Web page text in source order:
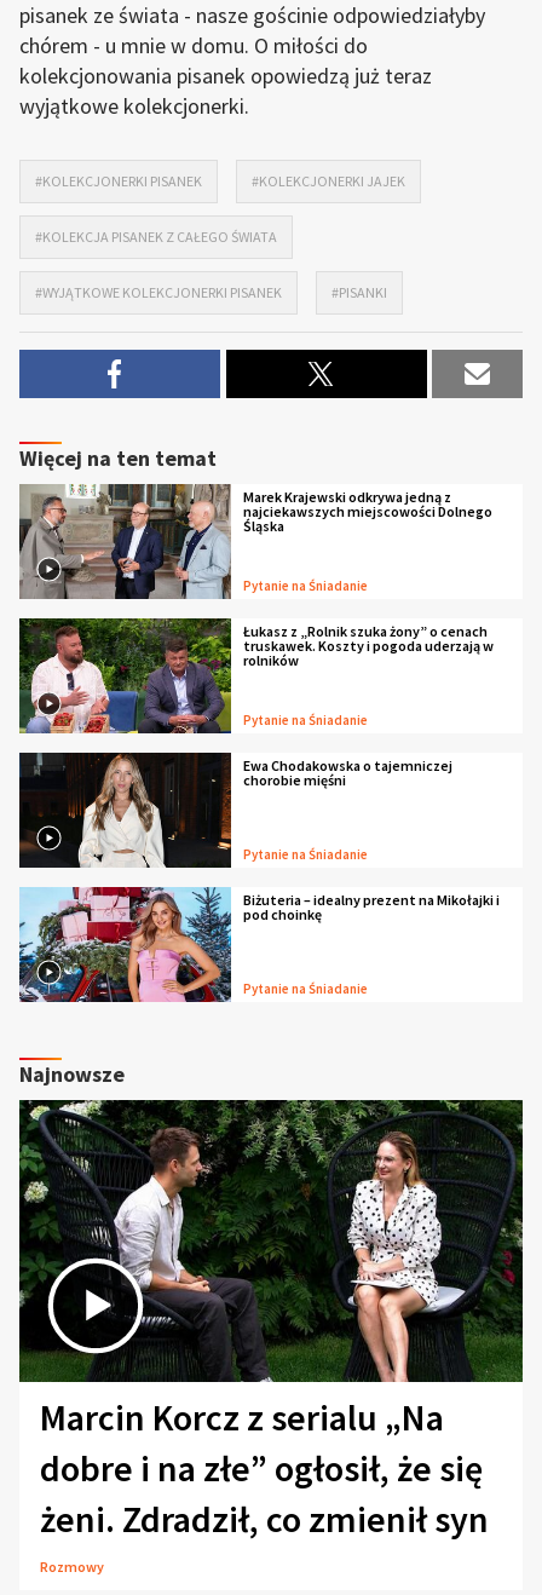
pisanek ze świata - nasze gościnie odpowiedziałyby
chórem - u mnie w domu. O miłości do
kolekcjonowania pisanek opowiedzą już teraz
wyjątkowe kolekcjonerki.
#KOLEKCJONERKI PISANEK #KOLEKCJONERKI JAJEK
#KOLEKCJA PISANEK Z CAŁEGO ŚWIATA
#WYJĄTKOWE KOLEKCJONERKI PISANEK #PISANKI
Więcej na ten temat
Marek Krajewski odkrywa jedną z
najciekawszych miejscowości Dolnego
Śląska
Pytanie na Śniadanie
Łukasz z „Rolnik szuka żony” o cenach
truskawek. Koszty i pogoda uderzają w
rolników
Pytanie na Śniadanie
Ewa Chodakowska o tajemniczej
chorobie mięśni
Pytanie na Śniadanie
Biżuteria – idealny prezent na Mikołajki i
pod choinkę
Pytanie na Śniadanie
Najnowsze
Marcin Korcz z serialu „Na
dobre i na złe” ogłosił, że się
żeni. Zdradził, co zmienił syn
Rozmowy